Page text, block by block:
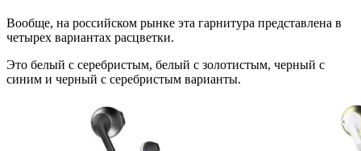
Вообще, на российском рынке эта гарнитура представлена в
четырех вариантах расцветки.
Это белый с серебристым, белый с золотистым, черный с
синим и черный с серебристым варианты.